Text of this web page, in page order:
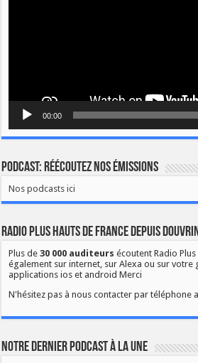
00:00
Podcast: Réécoutez nos émissions
Nos podcasts ici
Radio Plus Hauts de France depuis Douvrin
Plus de30 000 auditeurs écoutent Radio
également sur internet, sur Alexa ou sur votre
applications ios et android Merci
N'hésitez pas à nous contacter par téléphone
Notre dernier podcast à la une